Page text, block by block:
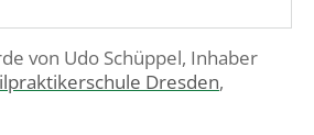
von Udo Schüppel, Inhaber
Dresden,